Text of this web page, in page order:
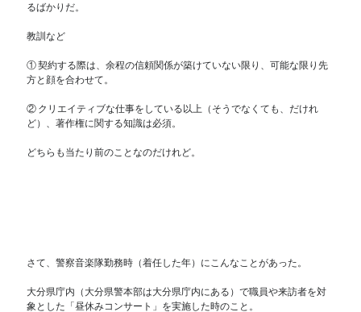
るばかりだ。
教訓など
① 契約する際は、余程の信頼関係が築けていない限り、可能な限り先
方と顔を合わせて。
② クリエイティブな仕事をしている以上（そうでなくても、だけれ
ど）、著作権に関する知識は必須。
どちらも当たり前のことなのだけれど。
さて、警察音楽隊勤務時（着任した年）にこんなことがあった。
大分県庁内（大分県警本部は大分県庁内にある）で職員や来訪者を対
象とした「昼休みコンサート」を実施した時のこと。